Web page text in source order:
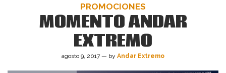
PROMOCIONES
MOMENTO ANDAR
EXTREMO
agosto 9, 2017 — by Andar Extremo